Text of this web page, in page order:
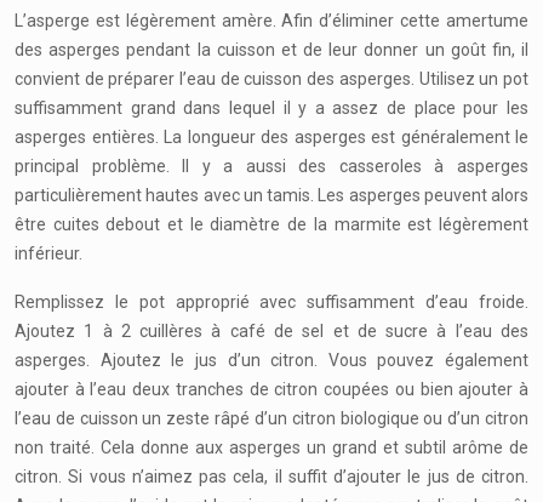
L’asperge est légèrement amère. Afin d’éliminer cette amertume
des asperges pendant la cuisson et de leur donner un goût fin, il
convient de préparer l’eau de cuisson des asperges. Utilisez un pot
suffisamment grand dans lequel il y a assez de place pour les
asperges entières. La longueur des asperges est généralement le
principal problème. Il y a aussi des casseroles à asperges
particulièrement hautes avec un tamis. Les asperges peuvent alors
être cuites debout et le diamètre de la marmite est légèrement
inférieur.
Remplissez le pot approprié avec suffisamment d’eau froide.
Ajoutez 1 à 2 cuillères à café de sel et de sucre à l’eau des
asperges. Ajoutez le jus d’un citron. Vous pouvez également
ajouter à l’eau deux tranches de citron coupées ou bien ajouter à
l’eau de cuisson un zeste râpé d’un citron biologique ou d’un citron
non traité. Cela donne aux asperges un grand et subtil arôme de
citron. Si vous n’aimez pas cela, il suffit d’ajouter le jus de citron.